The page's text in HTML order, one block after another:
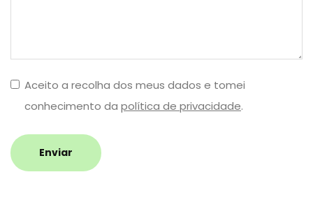
Aceito a recolha dos meus dados e tomei
conhecimento da política de privacidade.
Enviar